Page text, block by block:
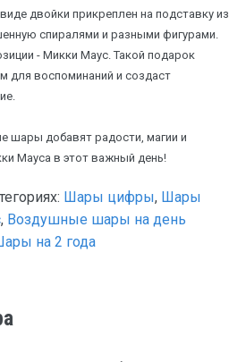
двойки прикреплен на подставку из
спиралями и разными фигурами.
- Микки Маус. Такой подарок
для воспоминаний и создаст
шары добавят радости, магии и
Мауса в этот важный день!
Шары цифры, Шары
, Воздушные шары на день
на 2 года